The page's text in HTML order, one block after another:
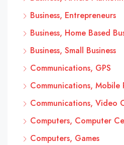
Business, Entrepreneurs
Business, Home Based
Business, Small Business
Communications, GPS
Communications, Mobile
Communications, Video
Computers, Computer
Computers, Games